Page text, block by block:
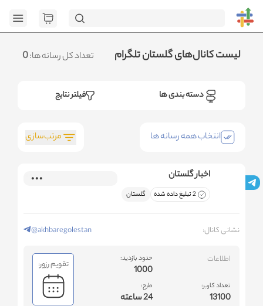
تعداد کل رسانه ها:0 لیست کانال‌های گلستان تلگرام
فیلتر نتایج دسته بندی ها
مرتب‌سازی انتخاب همه رسانه ها
اخبار گلستان
2 تبلیغ داده شده گلستان
نشانی کانال: @akhbaregolestan
اطلاعات
تعداد کاربر:
13100
حدود بازدید:
1000
طرح:
24 ساعته
تقویم رزور:
page=1&social=all&sort_field=orders_num&sort_type=desc":
<no response> Failed to fetch
.متوجه شدم